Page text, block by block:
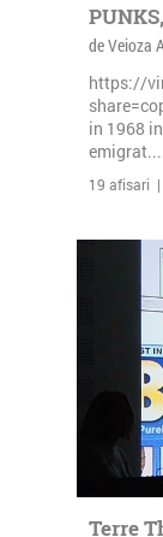
de Veioza
https://
in 1968
emigrat...
19 afisari
Terre